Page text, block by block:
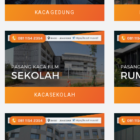
KACA GEDUNG
KACA SEKOLAH